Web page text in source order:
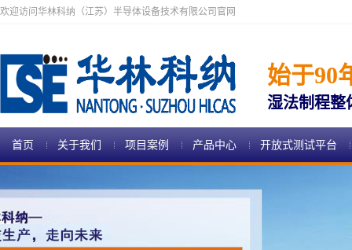
欢迎访问华林科纳（江苏）半导体设备技术有限公司官网
始于90
湿法制程整
首页 关于我们 项目案例 产品中心 开放式测试平台